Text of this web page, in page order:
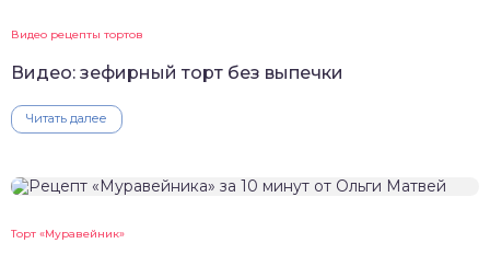
Видео рецепты тортов
Видео: зефирный торт без выпечки
Читать далее
Торт «Муравейник»